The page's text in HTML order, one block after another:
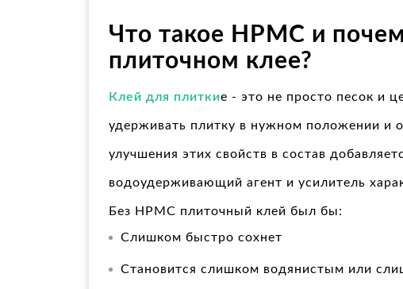
Что такое HPMC и
плиточном клее?
Клей для плиткиe - это не просто песок и
удерживать плитку в нужном положении и
улучшения этих свойств в состав
водоудерживающий агент и усилитель
Без HPMC плиточный клей был бы:
Слишком быстро сохнет
Становится слишком водянистым или